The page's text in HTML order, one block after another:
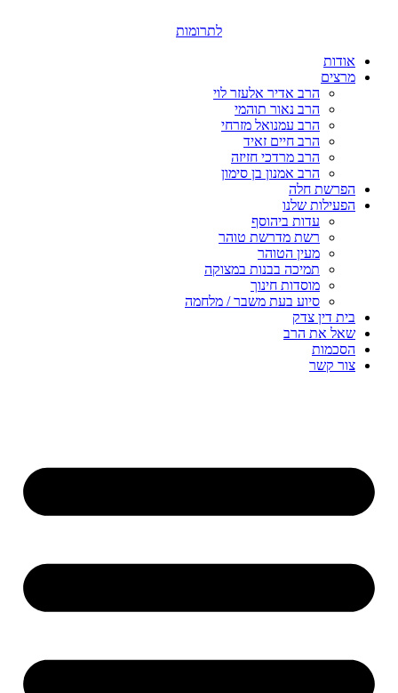
לתרומות
אודות
מרצים
הרב אדיר אלעזר לוי
הרב נאור תוהמי
הרב עמנואל מזרחי
הרב חיים זאיד
הרב מרדכי חזיזה
הרב אמנון בן סימון
הפרשת חלה
הפעילות שלנו
עדות ביהוסף
רשת מדרשת טוהר
מעין הטוהר
תמיכה בבנות במצוקה
מוסדות חינוך
סיוע בעת משבר / מלחמה
בית דין צדק
שאל את הרב
הסכמות
צור קשר